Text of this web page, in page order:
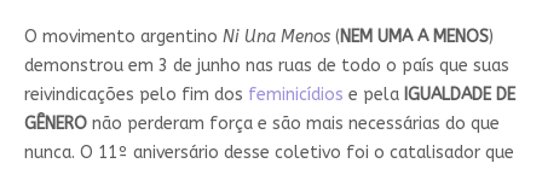
O movimento argentino Ni Una Menos(NEM UMA A MENOS)
demonstrou em 3 de junho nas ruas de todo o país que suas
reivindicações pelo fim dos feminicídios e pelaIGUALDADE DE
GÊNEROnão perderam força e são mais necessárias do que
nunca. O 11º aniversário desse coletivo foi o catalisador que